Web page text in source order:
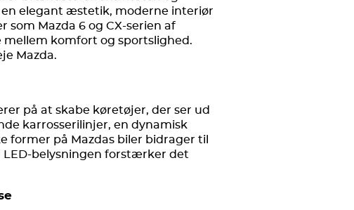
elegant æstetik, moderne interiør
Mazda 6 og CX-serien af
komfort og sportslighed.
Mazda.
på at skabe køretøjer, der ser ud
karrosserilinjer, en dynamisk
former på Mazdas biler bidrager til
belysningen forstærker det